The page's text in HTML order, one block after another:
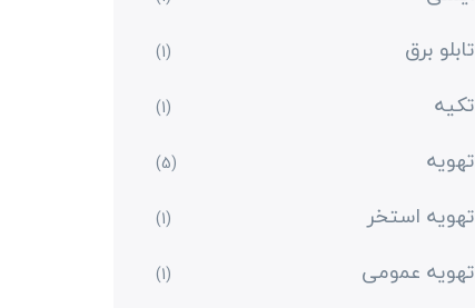
تابلو برق (1)
تکیه (1)
تهویه (5)
تهویه استخر (1)
تهویه عمومی (1)